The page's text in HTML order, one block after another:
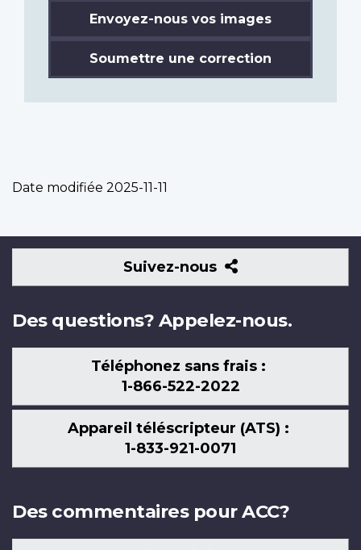
Envoyez-nous vos images
Soumettre une correction
Date modifiée 2025-11-11
Suivez-nous
Suivez-
nous
Des questions? Appelez-nous.
Téléphonez sans frais :
1-866-522-2022
Appareil téléscripteur (ATS) :
1-833-921-0071
Des commentaires pour ACC?